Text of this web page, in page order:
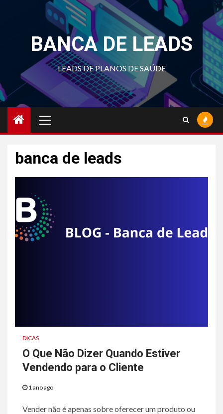
BANCA DE LEADS
LEADS DE PLANOS DE SAÚDE
Menu
banca de leads
DICAS
O Que Não Dizer Quando Estiver
Vendendo para o Cliente
1 ano ago
Vender não é apenas sobre oferecer um produto ou